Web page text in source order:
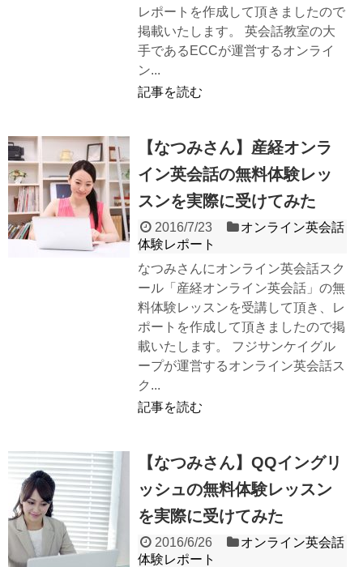
レポートを作成して頂きましたので
掲載いたします。 英会話教室の大
手であるECCが運営するオンライ
ン...
記事を読む
【なつみさん】産経オンラ
イン英会話の無料体験レッ
スンを実際に受けてみた
2016/7/23
オンライン英会話
体験レポート
なつみさんにオンライン英会話スク
ール「産経オンライン英会話」の無
料体験レッスンを受講して頂き、レ
ポートを作成して頂きましたので掲
載いたします。 フジサンケイグル
ープが運営するオンライン英会話ス
ク...
記事を読む
【なつみさん】QQイングリ
ッシュの無料体験レッスン
を実際に受けてみた
2016/6/26
オンライン英会話
体験レポート